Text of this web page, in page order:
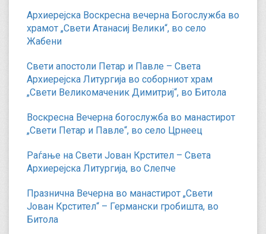
Архиерејска Воскресна вечерна Богослужба во
храмот „Свети Атанасиј Велики“, во село
Жабени
Свети апостоли Петар и Павле – Света
Архиерејска Литургија во соборниот храм
„Свети Великомаченик Димитриј“, во Битола
Воскресна Вечерна богослужба во манастирот
„Свети Петар и Павле“, во село Црнеец
Раѓање на Свети Јован Крстител – Света
Архиерејска Литургија, во Слепче
Празнична Вечерна во манастирот „Свети
Јован Крстител“ – Германски гробишта, во
Битола